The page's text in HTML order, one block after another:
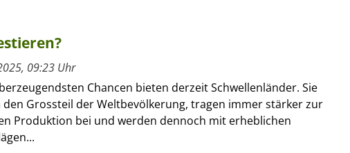
09:23 Uhr
Chancen bieten derzeit Schwellenländer. Sie
den Grossteil der Weltbevölkerung, tragen immer stärker zur
Produktion bei und werden dennoch mit erheblichen